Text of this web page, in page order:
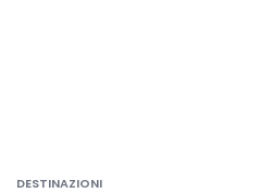
DESTINAZIONI